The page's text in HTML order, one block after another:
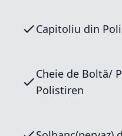
Capitoliu din
Cheie de Boltă/
Polistiren